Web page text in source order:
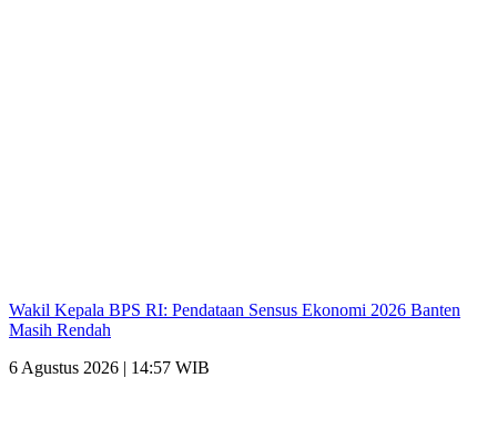
Wakil Kepala BPS RI: Pendataan Sensus Ekonomi 2026 Banten
Masih Rendah
6 Agustus 2026 | 14:57 WIB